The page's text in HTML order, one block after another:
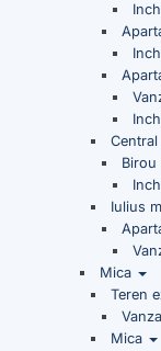
Central
Birou
Iulius
Mica
Teren
Mica